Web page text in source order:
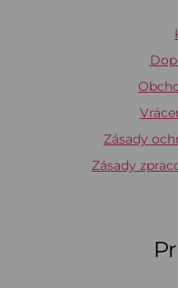
Zásady
Zásady